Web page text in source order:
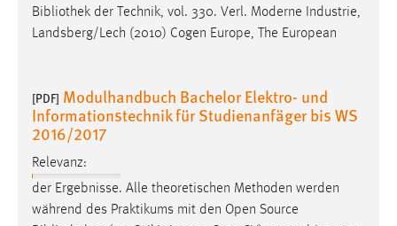
Bibliothek der Technik, vol. 330. Verl. Moderne Industrie,
Landsberg/Lech (2010) Cogen Europe, The European
[PDF] Modulhandbuch Bachelor Elektro- und
Informationstechnik für Studienanfäger bis WS
2016/2017
Relevanz:
der Ergebnisse. Alle theoretischen Methoden werden
während des Praktikums mit den Open Source